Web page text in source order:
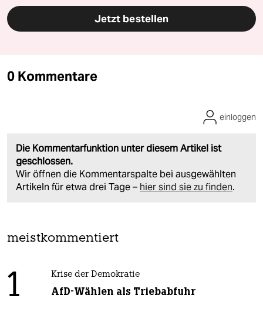
Jetzt bestellen
0 Kommentare
Die Kommentarfunktion unter diesem Artikel ist
geschlossen.
Wir öffnen die Kommentarspalte bei ausgewählten
Artikeln für etwa drei Tage – hier sind sie zu finden.
einloggen
meistkommentiert
1 Krise der Demokratie
AfD-Wählen als Triebabfuhr